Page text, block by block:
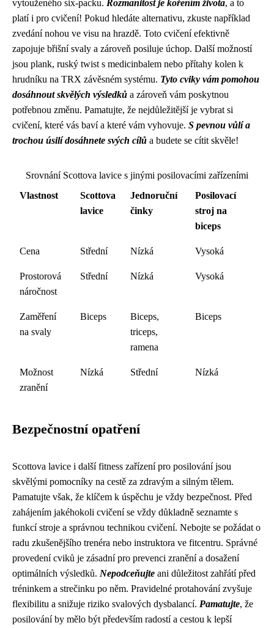
vytouženého six-packu. Rozmanitost je kořením života, a to
platí i pro cvičení! Pokud hledáte alternativu, zkuste například
zvedání nohou ve visu na hrazdě. Toto cvičení efektivně
zapojuje břišní svaly a zároveň posiluje úchop. Další možností
jsou plank, ruský twist s medicinbalem nebo přítahy kolen k
hrudníku na TRX závěsném systému. Tyto cviky vám pomohou
dosáhnout skvělých výsledků a zároveň vám poskytnou
potřebnou změnu. Pamatujte, že nejdůležitější je vybrat si
cvičení, které vás baví a které vám vyhovuje. S pevnou vůlí a
trochou úsilí dosáhnete svých cílů a budete se cítit skvěle!
Srovnání Scottova lavice s jinými posilovacími zařízeními
Vlastnost
Scottova
lavice
Jednoruční
činky
Posilovací
stroj na
biceps
Cena Střední Nízká Vysoká
Prostorová
náročnost
Střední Nízká Vysoká
Zaměření
na svaly
Biceps
Biceps,
triceps,
ramena
Biceps
Možnost
zranění
Nízká Střední Nízká
Bezpečnostní opatření
Scottova lavice i další fitness zařízení pro posilování jsou
skvělými pomocníky na cestě za zdravým a silným tělem.
Pamatujte však, že klíčem k úspěchu je vždy bezpečnost. Před
zahájením jakéhokoli cvičení se vždy důkladně seznamte s
funkcí stroje a správnou technikou cvičení. Nebojte se požádat o
radu zkušenějšího trenéra nebo instruktora ve fitcentru. Správné
provedení cviků je zásadní pro prevenci zranění a dosažení
optimálních výsledků. Nepodceňujte ani důležitost zahřátí před
tréninkem a strečinku po něm. Pravidelné protahování zvyšuje
flexibilitu a snižuje riziko svalových dysbalancí. Pamatujte, že
posilování by mělo být především radostí a cestou k lepší